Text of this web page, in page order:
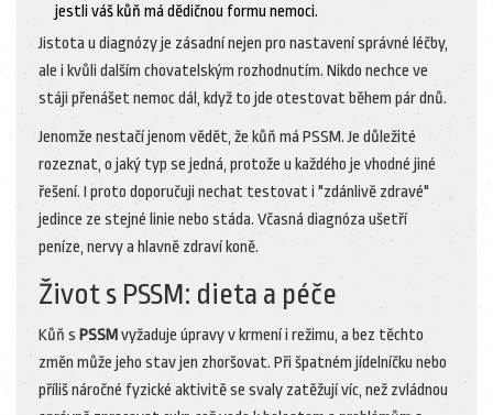
jestli váš kůň má dědičnou formu nemoci.
Jistota u diagnózy je zásadní nejen pro nastavení správné léčby,
ale i kvůli dalším chovatelským rozhodnutím. Nikdo nechce ve
stáji přenášet nemoc dál, když to jde otestovat během pár dnů.
Jenomže nestačí jenom vědět, že kůň má PSSM. Je důležité
rozeznat, o jaký typ se jedná, protože u každého je vhodné jiné
řešení. I proto doporučuji nechat testovat i "zdánlivě zdravé"
jedince ze stejné linie nebo stáda. Včasná diagnóza ušetří
peníze, nervy a hlavně zdraví koně.
Život s PSSM: dieta a péče
Kůň s PSSMvyžaduje úpravy v krmení i režimu, a bez těchto
změn může jeho stav jen zhoršovat. Při špatném jídelníčku nebo
příliš náročné fyzické aktivitě se svaly zatěžují víc, než zvládnou